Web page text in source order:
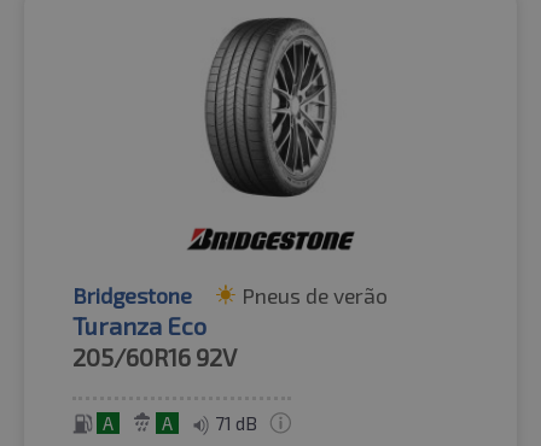
Bridgestone Pneus de verão
Turanza Eco
205/60R16 92V
A A 71 dB